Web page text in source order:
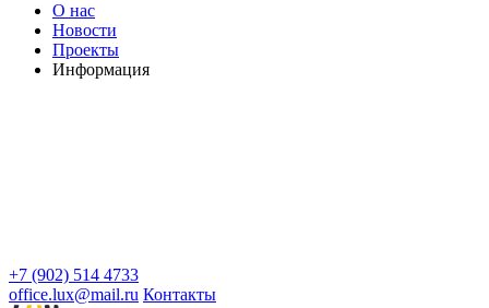
О нас
Новости
Проекты
Информация
+7 (902) 514 4733
office.lux@mail.ru Контакты